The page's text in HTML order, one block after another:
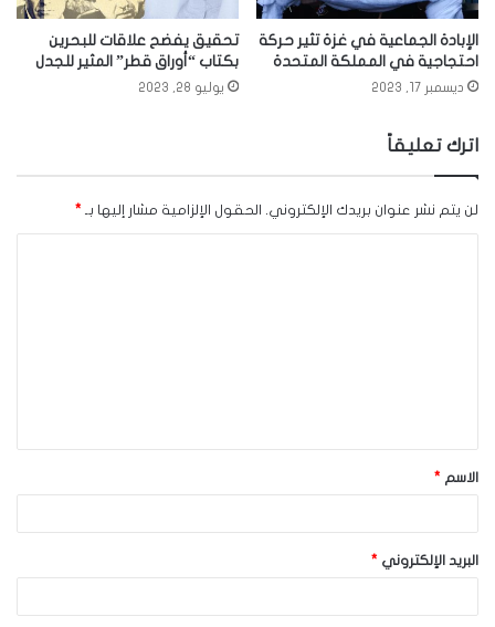
الإبادة الجماعية في غزة تثير حركة
احتجاجية في المملكة المتحدة
ديسمبر 17, 2023
تحقيق يفضح علاقات للبحرين
بكتاب “أوراق قطر” المثير للجدل
يوليو 28, 2023
اترك تعليقاً
لن يتم نشر عنوان بريدك الإلكتروني. الحقول الإلزامية مشار إليها بـ *
ق
*
الاسم *
البريد الإلكتروني *